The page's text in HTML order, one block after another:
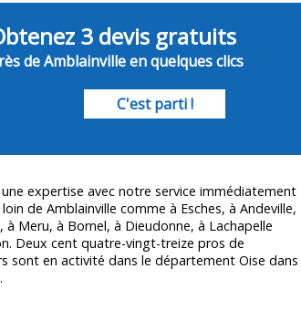
3 devis gratuits
de Amblainville en quelques clics
C'est parti !
expertise avec notre service immédiatement
de Amblainville comme à Esches, à Andeville,
Meru, à Bornel, à Dieudonne, à Lachapelle
Deux cent quatre-vingt-treize pros de
sont en activité dans le département Oise dans